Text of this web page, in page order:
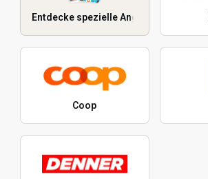
Entdecke spezielle Angebote
Coop